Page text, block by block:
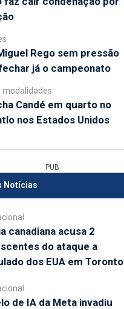
Rego sem pressão
já o campeonato
modalidades
Candé em quarto no
nos Estados Unidos
PUB
Notícias
canadiana acusa 2
do ataque a
dos EUA em Toronto
de IA da Meta invadiu